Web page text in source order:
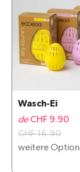
Wasch-Ei
de CHF 9.90
CHF 16.90
weitere